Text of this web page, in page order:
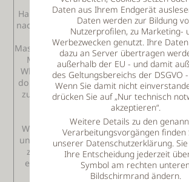
Hallenbades und des Saunabereiches
nach Wahl und ein Bad im Private-SPA.
zur Wahl stehenden Anwendungen
Massagen, sowie eine Hot-Stone, oder
Massage möglich. Das Private-SPA,
Whirlpool, steht 1 ½ Stunden zur
dort ganz privat und ungestört mit
zur Hälfte überdacht und zur anderen
Sternenhimmel, oder vielleicht bei
Schneefall. Für alle
Wintersportmöglichkeiten in der
und auch das Hotel bietet Pauschalen
zwei Übernachtungen. Entspanntes
erlebnisreicher Winterurlaub im
Thula Wellnesshotel.
Daten aus Ihrem Endgerät
Daten werden zur Bildung
Nutzerprofilen, zu Marketing-
Werbezwecken genutzt. Ihre
dazu an Server übertragen
außerhalb der EU - und damit
des Geltungsbereichs der DSGVO
Wenn Sie damit nicht
drücken Sie auf „Nur technisch
akzeptieren“.
Weitere Details zu den
Verarbeitungsvorgängen finden
unserer Datenschutzerklärung.
Ihre Entscheidung jederzeit
Symbol am rechten
Bildschirmrand ändern.